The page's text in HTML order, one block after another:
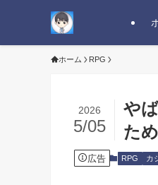
ホーム RPG
や
た
2026
5/05
広告 RPG カ